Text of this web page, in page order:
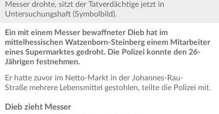
Messer drohte, sitzt der Tatverdächtige jetzt in
Untersuchungshaft (Symbolbild).
Ein mit einem Messer bewaffneter Dieb hat im
mittelhessischen Watzenborn-Steinberg einem Mitarbeiter
eines Supermarktes gedroht. Die Polizei konnte den 26-
Jährigen festnehmen.
Er hatte zuvor im Netto-Markt in der Johannes-Rau-
Straße mehrere Lebensmittel gestohlen, teilte die Polizei mit.
Dieb zieht Messer